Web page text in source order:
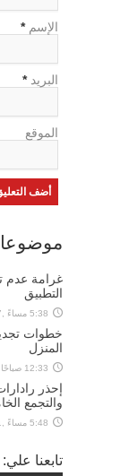
الإسم *
البريد *
الموقع
غرامة عدم
التطبيق
5:38 مساءً ,17-08-2021
خطوات
المنزل
12:33 صباحًا ,30-06-2021
إحذر
والتجمع
5:48 مساءً ,31-05-2021
تابعنا علي: